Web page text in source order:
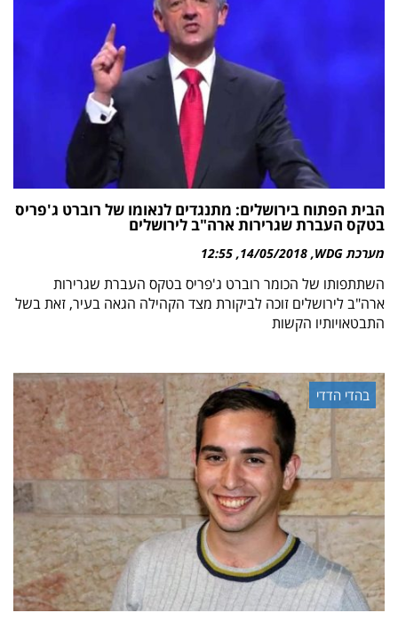
הבית הפתוח בירושלים: מתנגדים לנאומו של רוברט ג'פריס
בטקס העברת שגרירות ארה"ב לירושלים
מערכת WDG 14/05/2018
12:55
השתתפותו של הכומר רוברט ג'פריס בטקס העברת שגרירות
ארה"ב לירושלים זוכה לביקורת מצד הקהילה הגאה בעיר, זאת בשל
התבטאויותיו הקשות
בהדי הדדי